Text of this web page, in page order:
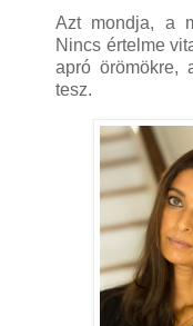
Azt mondja, a
Nincs értelme
apró örömökre,
tesz.